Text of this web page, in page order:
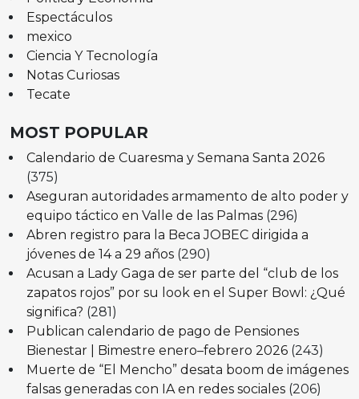
Espectáculos
mexico
Ciencia Y Tecnología
Notas Curiosas
Tecate
MOST POPULAR
Calendario de Cuaresma y Semana Santa 2026
(375)
Aseguran autoridades armamento de alto poder y
equipo táctico en Valle de las Palmas (296)
Abren registro para la Beca JOBEC dirigida a
jóvenes de 14 a 29 años (290)
Acusan a Lady Gaga de ser parte del “club de los
zapatos rojos” por su look en el Super Bowl: ¿Qué
significa? (281)
Publican calendario de pago de Pensiones
Bienestar | Bimestre enero–febrero 2026 (243)
Muerte de “El Mencho” desata boom de imágenes
falsas generadas con IA en redes sociales (206)